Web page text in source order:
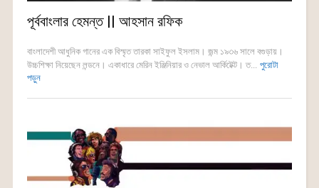
পূর্ববাংলার হেমন্ত || আহসান রফিক
বাংলাদেশী আধুনিক গানের এক বিস্মৃত তারকা সাইফুল ইসলাম। জন্ম ১৯৩৬ সালে বগুড়ায়।
উচ্চশিক্ষা নিয়েছেন লন্ডনে। একাধারে মেরিন ইঞ্জিনিয়ার ও নেভাল আর্কিটেক্ট। ত... পুরোটা
পড়ুন